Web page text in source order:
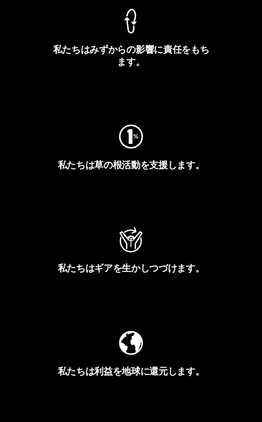
私たちはみずからの影響に責任をもち
ます。
私たちは草の根活動を支援します。
私たちはギアを生かしつづけます。
私たちは利益を地球に還元します。